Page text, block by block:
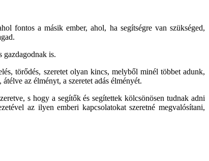
fontos a másik ember, ahol, ha segítségre van szükséged,
gazdagodnak is.
törődés, szeretet olyan kincs, melyből minél többet adunk,
az élményt, a szeretet adás élményét.
s hogy a segítők és segítettek kölcsönösen tudnak adni
az ilyen emberi kapcsolatokat szeretné megvalósítani,